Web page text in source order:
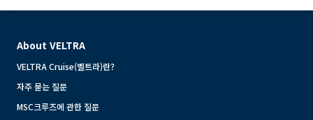
About VELTRA
VELTRA Cruise(벨트라)란?
자주 묻는 질문
MSC크루즈에 관한 질문